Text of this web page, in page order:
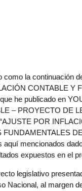
la continuación
CONTABLE Y
he publicado en
– PROYECTO DE
POR
mencionados
expuestos en el
legislativo
Nacional, al margen